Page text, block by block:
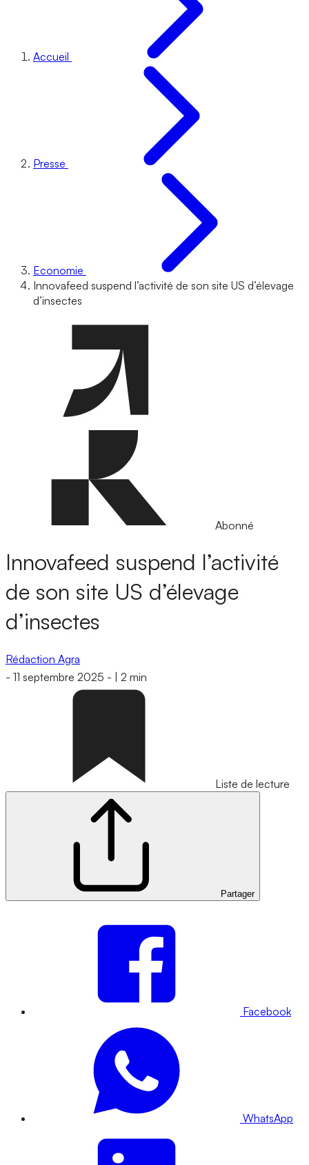
Accueil
Presse
Economie
Innovafeed suspend l’activité de son site US d’élevage
d’insectes
Abonné
Innovafeed suspend l’activité
de son site US d’élevage
d’insectes
Rédaction Agra
- 11 septembre 2025 - 2 min
Liste de lecture
Partager
Facebook
WhatsApp